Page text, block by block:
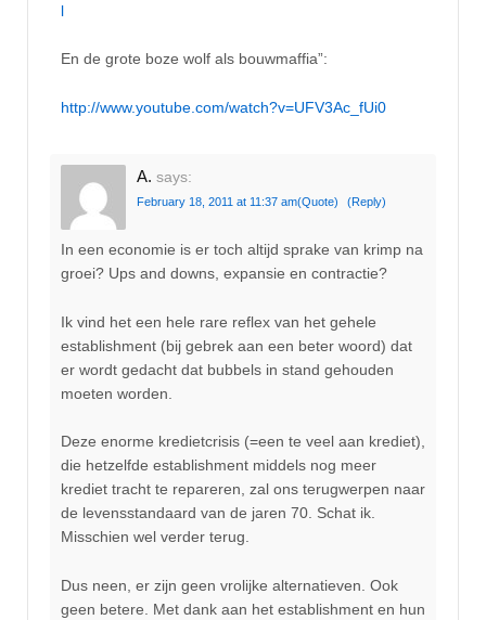
l
En de grote boze wolf als bouwmaffia”:
http://www.youtube.com/watch?v=UFV3Ac_fUi0
A. says:
February 18, 2011 at 11:37 am(Quote) (Reply)
In een economie is er toch altijd sprake van krimp na
groei? Ups and downs, expansie en contractie?
Ik vind het een hele rare reflex van het gehele
establishment (bij gebrek aan een beter woord) dat
er wordt gedacht dat bubbels in stand gehouden
moeten worden.
Deze enorme kredietcrisis (=een te veel aan krediet),
die hetzelfde establishment middels nog meer
krediet tracht te repareren, zal ons terugwerpen naar
de levensstandaard van de jaren 70. Schat ik.
Misschien wel verder terug.
Dus neen, er zijn geen vrolijke alternatieven. Ook
geen betere. Met dank aan het establishment en hun